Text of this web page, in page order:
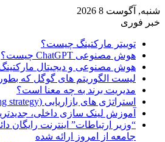
شنبه, آگوست 8 2026
خبر فوری
توییتر مارکتینگ چیست؟
هوش مصنوعی ChatGPT چیست؟
هوش مصنوعی و دیجیتال
لیست الگوریتم های گوگل که
مدیریت برند به چه معنا است؟
استراتژی های بازاریابی (marketing strategy)
آموزش لینک سازی داخلی،
جامعه از امروز ارائه شده